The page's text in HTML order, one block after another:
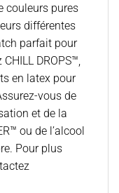
couleurs pures
différentes
parfait pour
DROPS™,
en latex pour
vous de
et de la
ou de l’alcool
Pour plus